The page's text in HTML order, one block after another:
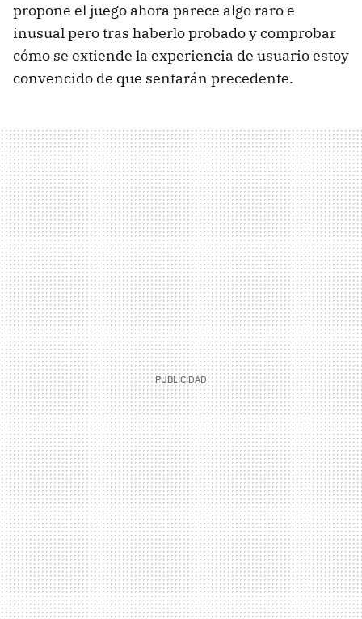
propone el juego ahora parece algo raro e
inusual pero tras haberlo probado y comprobar
cómo se extiende la experiencia de usuario estoy
convencido de que sentarán precedente.